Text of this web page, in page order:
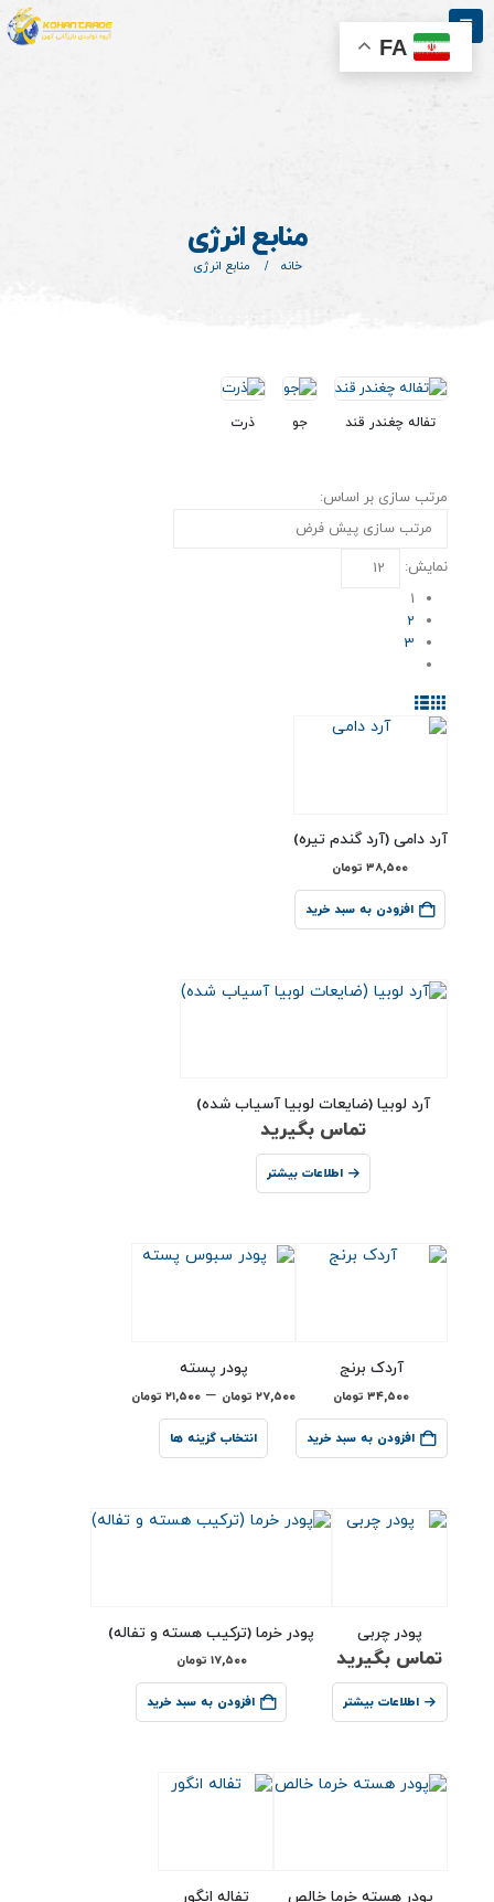
منابع انرژی
خانه منابع انرژی
تفاله چغندر قند جو ذرت
مرتب سازی بر اساس:
نمایش:
1
2
3
آرد دامی (آرد گندم تیره)
۳۸,۵۰۰ تومان
افزودن به سبد خرید
آرد لوبیا (ضایعات لوبیا آسیاب شده)
تماس بگیرید
اطلاعات بیشتر
آردک برنج
۳۴,۵۰۰ تومان
افزودن به سبد خرید
پودر پسته
۲۷,۵۰۰ تومان – ۲۱,۵۰۰ تومان
انتخاب گزینه ها
پودر چربی
تماس بگیرید
اطلاعات بیشتر
پودر خرما (ترکیب هسته و تفاله)
۱۷,۵۰۰ تومان
افزودن به سبد خرید
پودر هسته خرما خالص تفاله انگور
FA